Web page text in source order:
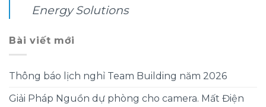
Energy Solutions
Bài viết mới
Thông báo lịch nghỉ Team Building năm 2026
Giải Pháp Nguồn dự phòng cho camera. Mất Điện